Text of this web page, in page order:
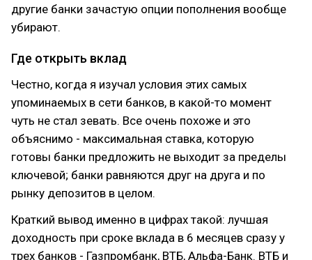
другие банки зачастую опции пополнения вообще
убирают.
Где открыть вклад
Честно, когда я изучал условия этих самых
упоминаемых в сети банков, в какой-то момент
чуть не стал зевать. Все очень похоже и это
объяснимо - максимальная ставка, которую
готовы банки предложить не выходит за пределы
ключевой; банки равняются друг на друга и по
рынку депозитов в целом.
Краткий вывод именно в цифрах такой: лучшая
доходность при сроке вклада в 6 месяцев сразу у
трех банков - Газпромбанк, ВТБ, Альфа-Банк. ВТБ и